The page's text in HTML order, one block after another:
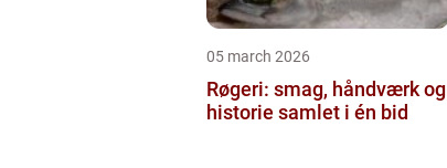
05 march 2026
Røgeri: smag, håndværk og
historie samlet i én bid